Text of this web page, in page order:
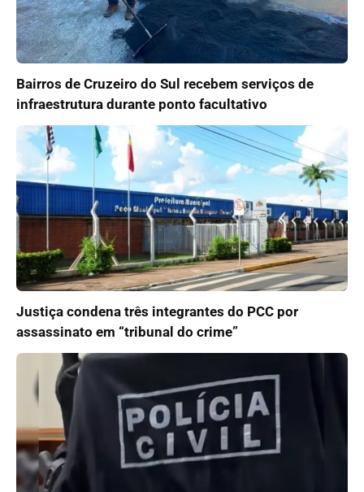
Bairros de Cruzeiro do Sul recebem serviços de
infraestrutura durante ponto facultativo
Justiça condena três integrantes do PCC por
assassinato em “tribunal do crime”